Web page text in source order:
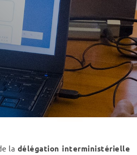
la délégation interministérielle